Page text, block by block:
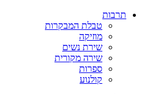
תרבות
טבלת המבקרות
מוזיקה
שירת נשים
שירה מקורית
ספרות
קולנוע